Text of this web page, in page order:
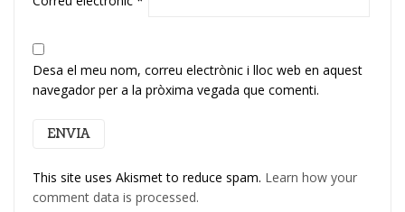
Desa el meu nom, correu electrònic i lloc web en aquest
navegador per a la pròxima vegada que comenti.
This site uses Akismet to reduce spam. Learn how your
comment data is processed.